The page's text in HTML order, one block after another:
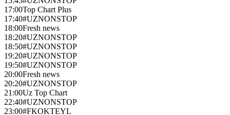
17:00Top Chart Plus
17:40#UZNONSTOP
18:00Fresh news
18:20#UZNONSTOP
18:50#UZNONSTOP
19:20#UZNONSTOP
19:50#UZNONSTOP
20:00Fresh news
20:20#UZNONSTOP
21:00Uz Top Chart
22:40#UZNONSTOP
23:00#FKOKTEYL